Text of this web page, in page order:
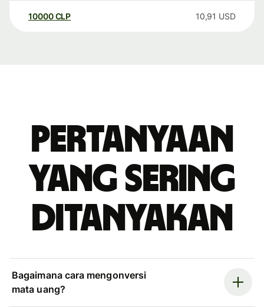
10000 CLP 10,91 USD
Pertanyaan
yang sering
ditanyakan
Bagaimana cara mengonversi
mata uang?